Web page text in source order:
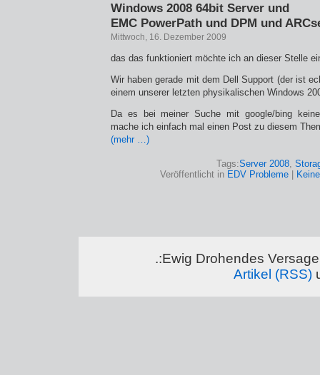
Windows 2008 64bit Server und
EMC PowerPath und DPM und
Mittwoch, 16. Dezember 2009
das das funktioniert möchte ich an dieser Stelle
Wir haben gerade mit dem Dell Support (der ist
einem unserer letzten physikalischen Windows
Da es bei meiner Suche mit google/bing
mache ich einfach mal einen Post zu diesem
(mehr …)
Tags:Server 2008,
Veröffentlicht in EDV Probleme|
.:Ewig Drohendes
Artikel (RSS)